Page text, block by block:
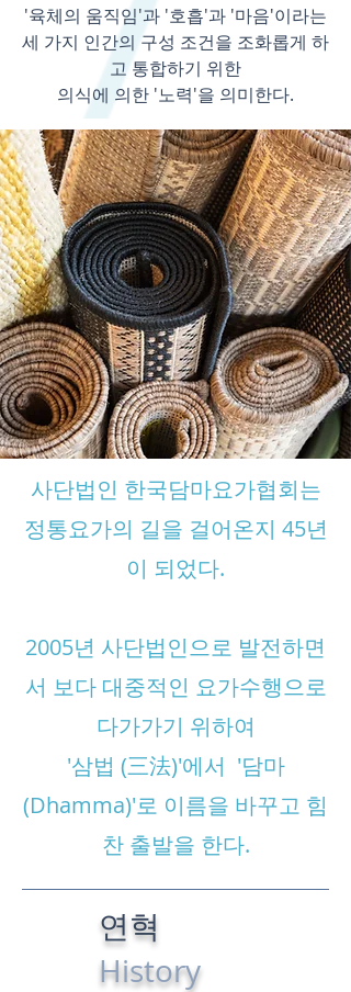
'육체의 움직임'과 '호흡'과 '마음'이라는
세 가지 인간의 구성 조건을 조화롭게 하
고 통합하기 위한
의식에 의한 '노력'을 의미한다.
사단법인 한국담마요가협회는
정통요가의 길을 걸어온지 45년
이 되었다.
2005년 사단법인으로 발전하면
서 보다 대중적인 요가수행으로
다가가기 위하여
'삼법 (三法)'에서 '담마
(Dhamma)'로 이름을 바꾸고 힘
찬 출발을 한다.
연혁
History​